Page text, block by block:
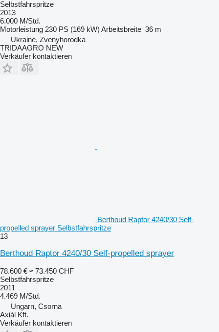
Selbstfahrspritze
2013
6.000 M/Std.
Motorleistung 230 PS (169 kW) Arbeitsbreite 36 m
Ukraine, Zvenyhorodka
TRIDAAGRO NEW
Verkäufer kontaktieren
Berthoud Raptor 4240/30 Self-
propelled sprayer Selbstfahrspritze
13
Berthoud Raptor 4240/30 Self-propelled sprayer
78.600 € ≈ 73.450 CHF
Selbstfahrspritze
2011
4.469 M/Std.
Ungarn, Csorna
Axiál Kft.
Verkäufer kontaktieren